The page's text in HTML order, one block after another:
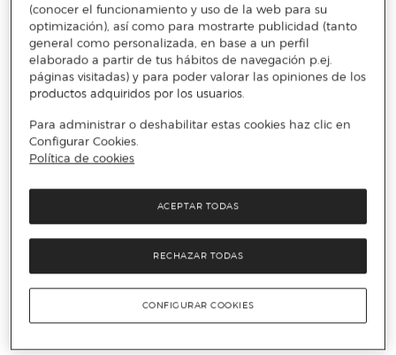
(conocer el funcionamiento y uso de la web para su
optimización), así como para mostrarte publicidad (tanto
general como personalizada, en base a un perfil
elaborado a partir de tus hábitos de navegación p.ej.
páginas visitadas) y para poder valorar las opiniones de los
productos adquiridos por los usuarios.
Para administrar o deshabilitar estas cookies haz clic en
Configurar Cookies.
Política de cookies
RECHAZAR TODAS
ACEPTAR TODAS
CONFIGURAR COOKIES